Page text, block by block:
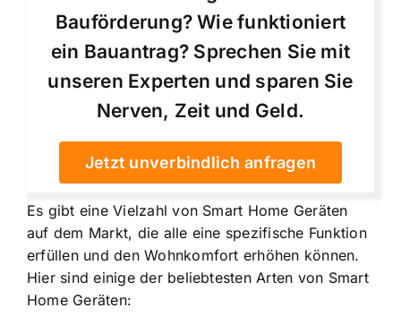
Bauförderung? Wie funktioniert
ein Bauantrag? Sprechen Sie mit
unseren Experten und sparen Sie
Nerven, Zeit und Geld.
Jetzt unverbindlich anfragen
Es gibt eine Vielzahl von Smart Home Geräten
auf dem Markt, die alle eine spezifische Funktion
erfüllen und den Wohnkomfort erhöhen können.
Hier sind einige der beliebtesten Arten von Smart
Home Geräten: